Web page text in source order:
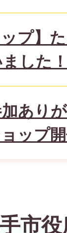
ップ】
した
加あり
ップ
市役